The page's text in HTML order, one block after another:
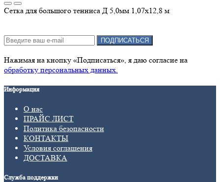
Сетка для большого тенниса Д 5,0мм 1,07х12,8 м
ПОДПИСАТЬСЯ
Нажимая на кнопку «Подписаться», я даю cогласие на
обработку персональных данных.
Информация
О нас
ПРАЙС ЛИСТ
Политика безопасности
КОНТАКТЫ
Условия соглашения
ДОСТАВКА
Служба поддержки